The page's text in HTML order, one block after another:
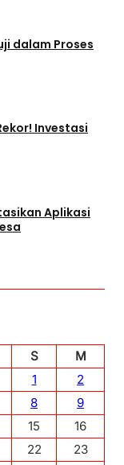
dalam Proses
Investasi
Aplikasi
S
M
1
2
8
9
15
16
22
23